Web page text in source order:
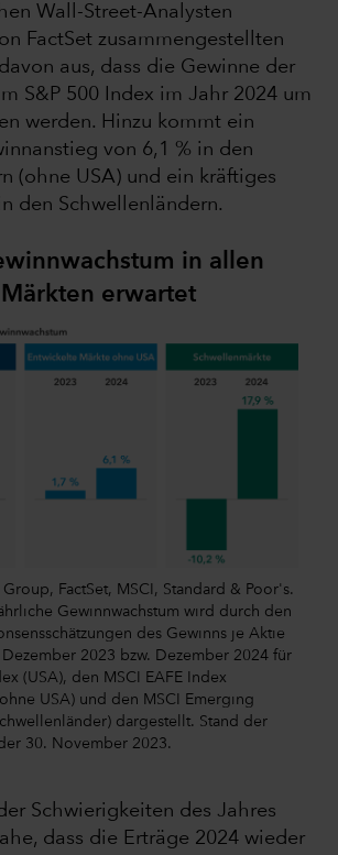
Wall-Street-Analysten
FactSet zusammengestellten
aus, dass die Gewinne der
S&P 500 Index im Jahr 2024 um
werden. Hinzu kommt ein
von 6,1 % in den
(ohne USA) und ein kräftiges
den Schwellenländern.
in allen
erwartet
FactSet, MSCI, Standard & Poor's.
Gewinnwachstum wird durch den
des Gewinns je Aktie
2023 bzw. Dezember 2024 für
(USA), den MSCI EAFE Index
USA) und den MSCI Emerging
dargestellt. Stand der
30. November 2023.
Schwierigkeiten des Jahres
dass die Erträge 2024 wieder